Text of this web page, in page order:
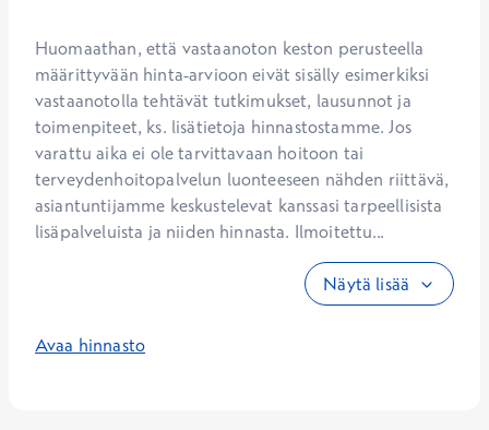
Huomaathan, että vastaanoton keston perusteella
määrittyvään hinta-arvioon eivät sisälly esimerkiksi
vastaanotolla tehtävät tutkimukset, lausunnot ja
toimenpiteet, ks. lisätietoja hinnastostamme. Jos
varattu aika ei ole tarvittavaan hoitoon tai
terveydenhoitopalvelun luonteeseen nähden riittävä,
asiantuntijamme keskustelevat kanssasi tarpeellisista
lisäpalveluista ja niiden hinnasta. Ilmoitettu...
Näytä lisää
Avaa hinnasto